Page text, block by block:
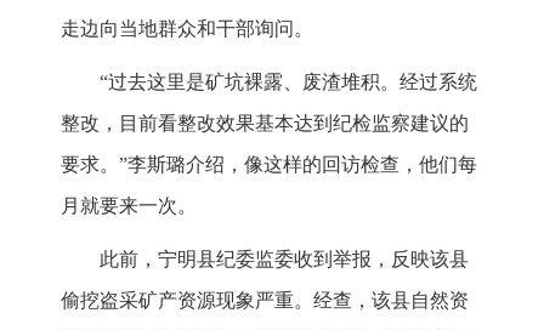
走边向当地群众和干部询问。
“过去这里是矿坑裸露、废渣堆积。经过系统
整改，目前看整改效果基本达到纪检监察建议的
要求。”李斯璐介绍，像这样的回访检查，他们每
月就要来一次。
此前，宁明县纪委监委收到举报，反映该县
偷挖盗采矿产资源现象严重。经查，该县自然资